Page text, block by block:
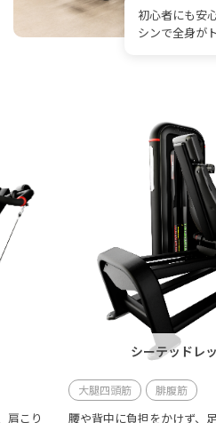
初心者にも安
シンで全身が
肩こり
シーテッドレ
大腿四頭筋 腓腹筋
腰や背中に負担をかけず、